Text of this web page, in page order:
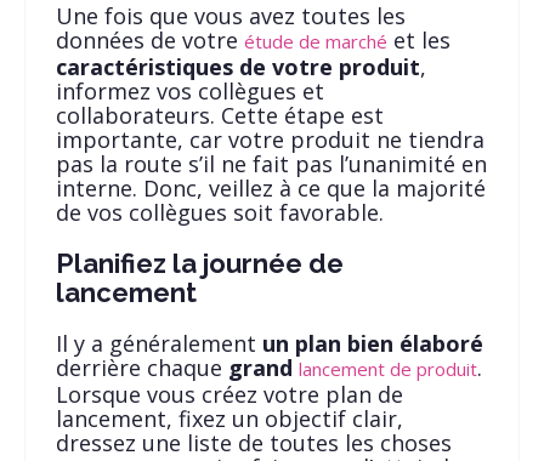
Une fois que vous avez toutes les
données de votre étude de marché et les
caractéristiques de votre produit,
informez vos collègues et
collaborateurs. Cette étape est
importante, car votre produit ne tiendra
pas la route s’il ne fait pas l’unanimité en
interne. Donc, veillez à ce que la majorité
de vos collègues soit favorable.
Planifiez la journée de
lancement
Il y a généralement un plan bien élaboré
derrière chaque grand lancement de produit.
Lorsque vous créez votre plan de
lancement, fixez un objectif clair,
dressez une liste de toutes les choses